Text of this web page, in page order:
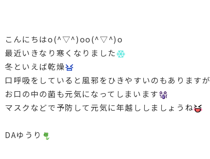
こんにちはo(^▽^)oo(^▽^)o
最近いきなり寒くなりました
冬といえば乾燥
口呼吸をしていると風邪をひきやすいのもありますが
お口の中の菌も元気になってしまいます
マスクなどで予防して元気に年越ししましょうね
DAゆうり